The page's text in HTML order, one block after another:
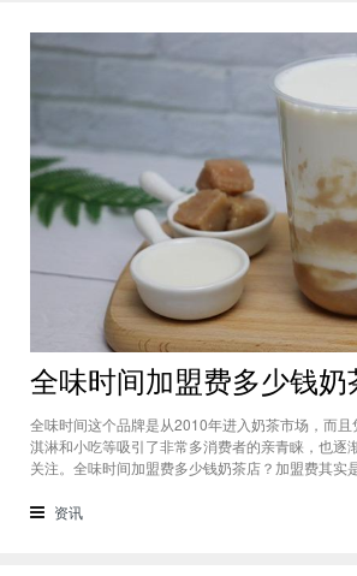
全味时间这个品牌是从2010年进入奶茶市场，而
淇淋和小吃等吸引了非常多消费者的亲青睐，也逐
关注。全味时间加盟费多少钱奶茶店？加盟费其实
和县级城市的标准都会有所不同。全味时间加盟费
资讯